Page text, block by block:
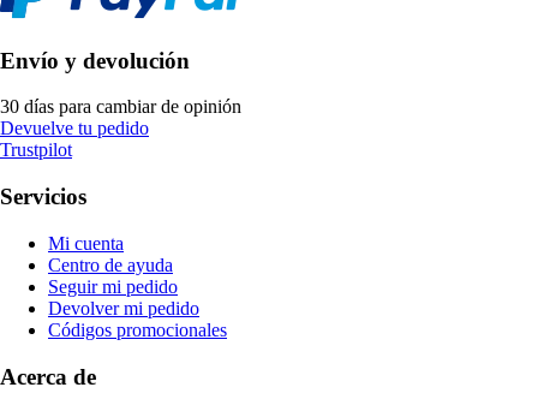
Envío y devolución
30 días para cambiar de opinión
Devuelve tu pedido
Trustpilot
Servicios
Mi cuenta
Centro de ayuda
Seguir mi pedido
Devolver mi pedido
Códigos promocionales
Acerca de